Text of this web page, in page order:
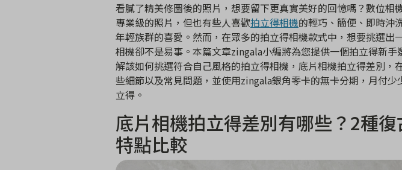
看膩了精美修圖後的照片，想要留下更真實美好的回憶嗎？數位相
專業級的照片，但也有些人喜歡拍立得相機的輕巧、簡便、即時沖
年輕族群的喜愛。然而，在眾多的拍立得相機款式中，想要挑選出
相機卻不是易事。本篇文章zingala小編將為您提供一個拍立得新手
解該如何挑選符合自己風格的拍立得相機，底片相機拍立得差別，
些細節以及常見問題，並使用zingala銀角零卡的無卡分期，月付少
立得。
底片相機拍立得差別有哪些？2種
特點比較